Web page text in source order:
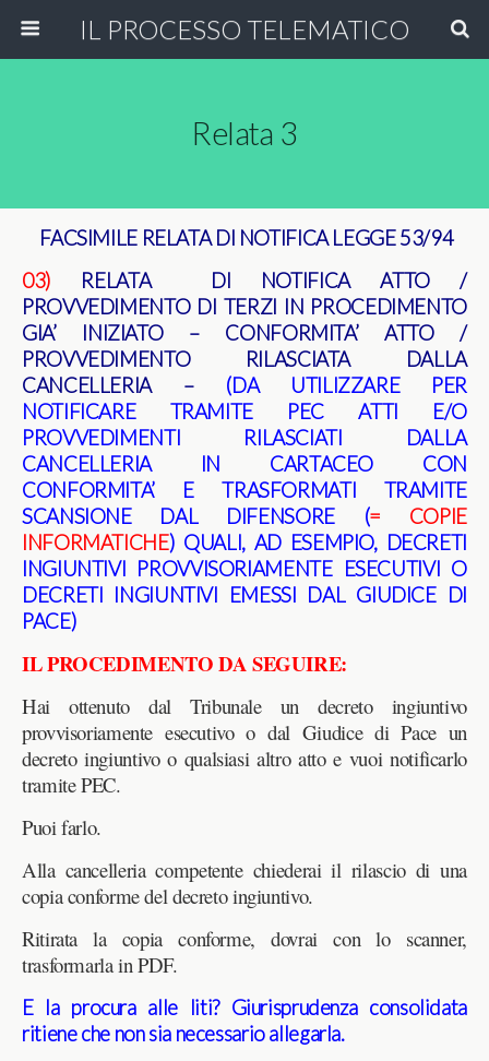
IL PROCESSO TELEMATICO
Relata 3
FACSIMILE RELATA DI NOTIFICA LEGGE 53/94
03) RELATA DI NOTIFICA ATTO /
PROVVEDIMENTO DI TERZI IN PROCEDIMENTO
GIA’ INIZIATO – CONFORMITA’ ATTO /
PROVVEDIMENTO RILASCIATA DALLA
CANCELLERIA–
(DA UTILIZZARE PER
NOTIFICARE TRAMITE PEC ATTI E/O
PROVVEDIMENTI RILASCIATI DALLA
CANCELLERIA IN CARTACEO CON
CONFORMITA’ E TRASFORMATI TRAMITE
SCANSIONE DAL DIFENSORE
(= COPIE
INFORMATICHE) QUALI, AD ESEMPIO, DECRETI
INGIUNTIVI PROVVISORIAMENTE ESECUTIVI O
DECRETI INGIUNTIVI EMESSI DAL GIUDICE DI
PACE)
IL PROCEDIMENTO DA SEGUIRE:
Hai ottenuto dal Tribunale un decreto ingiuntivo
provvisoriamente esecutivo o dal Giudice di Pace un
decreto ingiuntivo o qualsiasi altro atto e vuoi notificarlo
tramite PEC.
Puoi farlo.
Alla cancelleria competente chiederai il rilascio di una
copia conforme del decreto ingiuntivo.
Ritirata la copia conforme, dovrai con lo scanner,
trasformarla in PDF.
E la procura alle liti? Giurisprudenza consolidata
ritiene che non sia necessario allegarla.